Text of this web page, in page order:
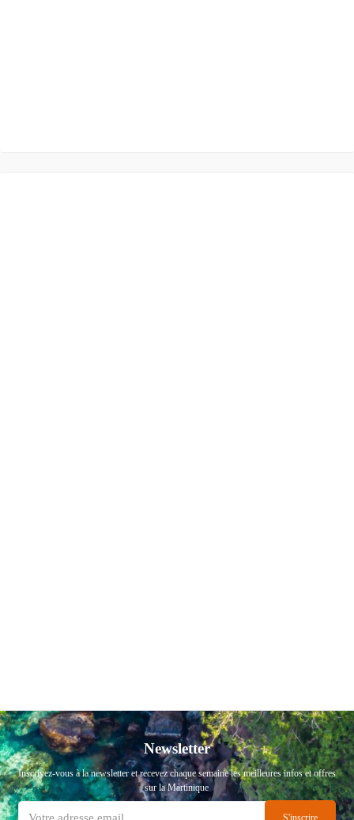
Newsletter
Inscrivez-vous à la newsletter et recevez chaque semaine les meilleures infos et offres
sur la Martinique